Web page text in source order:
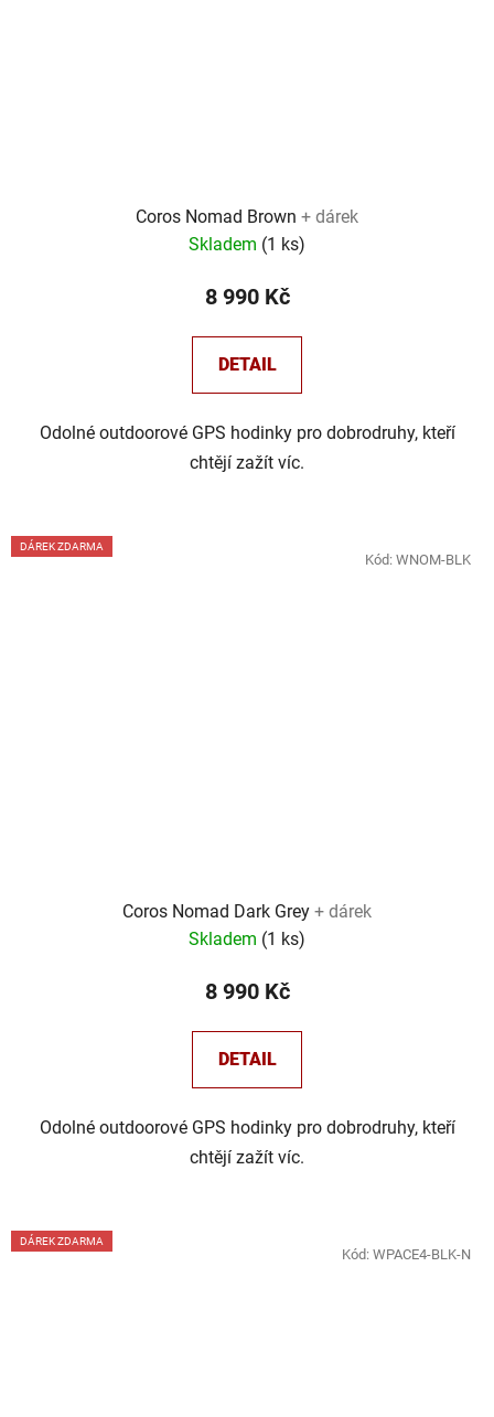
Coros Nomad Brown + dárek
Skladem (1 ks)
8 990 Kč
DETAIL
Odolné outdoorové GPS hodinky pro dobrodruhy, kteří
chtějí zažít víc.
DÁREK ZDARMA
Coros Nomad Dark Grey + dárek
Skladem (1 ks)
8 990 Kč
DETAIL
Odolné outdoorové GPS hodinky pro dobrodruhy, kteří
chtějí zažít víc.
Kód: WNOM-BLK
DÁREK ZDARMA
Kód: WPACE4-BLK-N